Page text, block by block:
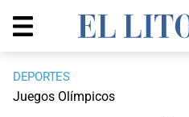
DEPORTES
Juegos Olímpicos